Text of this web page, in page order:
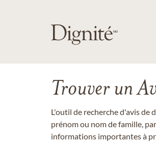
Trouver un
L'outil de recherche d'avis de
prénom ou nom de famille,
informations importantes à